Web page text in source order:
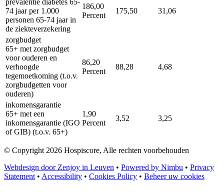
prevalentie diabetes 65-
74 jaar per 1.000
personen 65-74 jaar in
de ziekteverzekering
186,00
Percent
175,50 31,06
zorgbudget
65+ met zorgbudget
voor ouderen en
verhoogde
tegemoetkoming (t.o.v.
zorgbudgetten voor
ouderen)
86,20
Percent
88,28 4,68
inkomensgarantie
65+ met een
inkomensgarantie (IGO
of GIB) (t.o.v. 65+)
1,90
Percent
3,52 3,25
© Copyright 2026 Hospiscore, Alle rechten voorbehouden
Webdesign door Zenjoy in Leuven • Powered by Nimbu • Privacy
Statement • Accessibility • Cookies Policy • Beheer uw cookies